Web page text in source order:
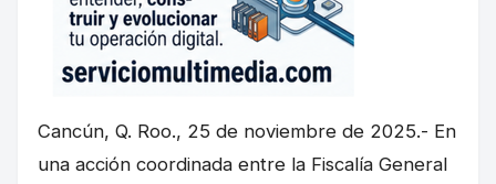
Cancún, Q. Roo., 25 de noviembre de 2025.- En
una acción coordinada entre la Fiscalía General